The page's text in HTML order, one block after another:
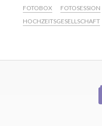
FOTOBOX
FOTOSESSION
HOCHZEITSGESELLSCHAFT